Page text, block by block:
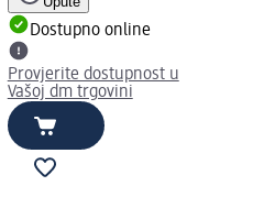
Dostupno online
Provjerite dostupnost u
Vašoj dm trgovini